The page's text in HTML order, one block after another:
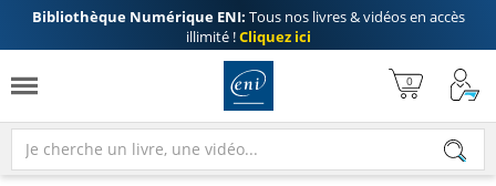
Bibliothèque Numérique ENI: Tous nos livres & vidéos en accès
illimité !Cliquez ici